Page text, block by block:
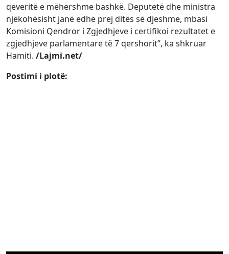
qeveritë e mëhershme bashkë. Deputetë dhe ministra
njëkohësisht janë edhe prej ditës së djeshme, mbasi
Komisioni Qendror i Zgjedhjeve i certifikoi rezultatet e
zgjedhjeve parlamentare të 7 qershorit”, ka shkruar
Hamiti. /Lajmi.net/
Postimi i plotë: